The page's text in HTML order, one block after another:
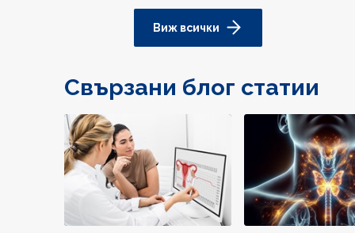
Виж всички
Свързани блог статии